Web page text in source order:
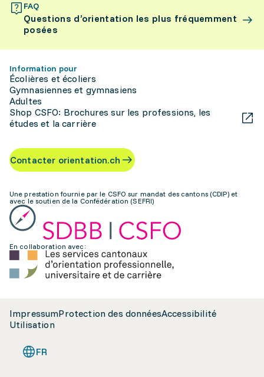
FAQ
Questions d’orientation les plus fréquemment
posées
Information pour
Écolières et écoliers
Gymnasiennes et gymnasiens
Adultes
Shop CSFO: Brochures sur les professions, les
études et la carrière
Contacter orientation.ch
Une prestation fournie par le CSFO sur mandat des cantons (CDIP) et
avec le soutien de la Confédération (SEFRI)
En collaboration avec:
ImpressumProtection des donnéesAccessibilité
Utilisation
FR